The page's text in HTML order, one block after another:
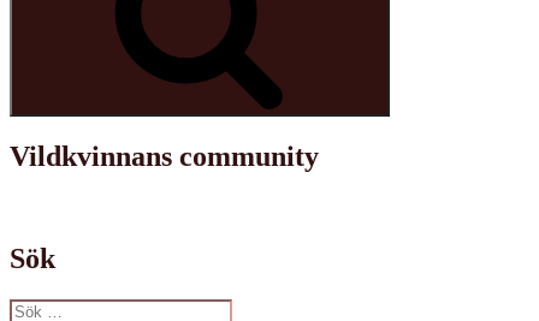
Vildkvinnans community
Sök
Sök